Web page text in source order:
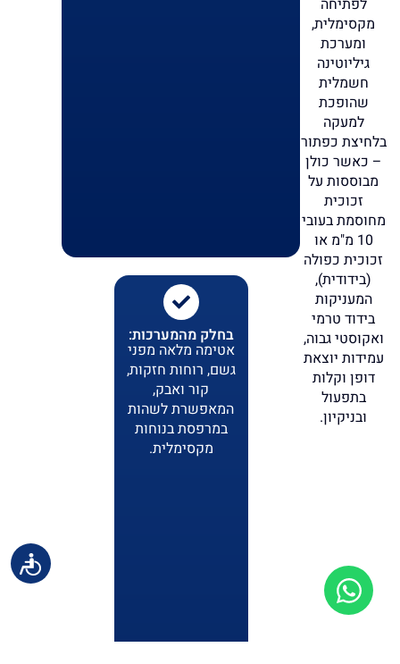
מקסימלית,
ומערכת
גיליוטינה
חשמלית
שהופכת
למעקה
בלחיצת כפתור
– כאשר כולן
מבוססות על
זכוכית
מחוסמת בעובי
10 מ"מ או
זכוכית כפולה
(בידודית),
המעניקות
בידוד טרמי
ואקוסטי גבוה,
עמידות יוצאת
דופן וקלות
בתפעול
ובניקיון.
בחלק מהמערכות:
אטימה מלאה מפני
גשם, רוחות חזקות,
קור ואבק,
המאפשרת לשהות
במרפסת בנוחות
מקסימלית.